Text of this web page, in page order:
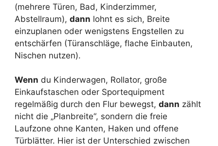
(mehrere Türen, Bad, Kinderzimmer,
Abstellraum), dann lohnt es sich, Breite
einzuplanen oder wenigstens Engstellen zu
entschärfen (Türanschläge, flache Einbauten,
Nischen nutzen).
Wenn du Kinderwagen, Rollator, große
Einkaufstaschen oder Sportequipment
regelmäßig durch den Flur bewegst, dann zählt
nicht die „Planbreite“, sondern die freie
Laufzone ohne Kanten, Haken und offene
Türblätter. Hier ist der Unterschied zwischen